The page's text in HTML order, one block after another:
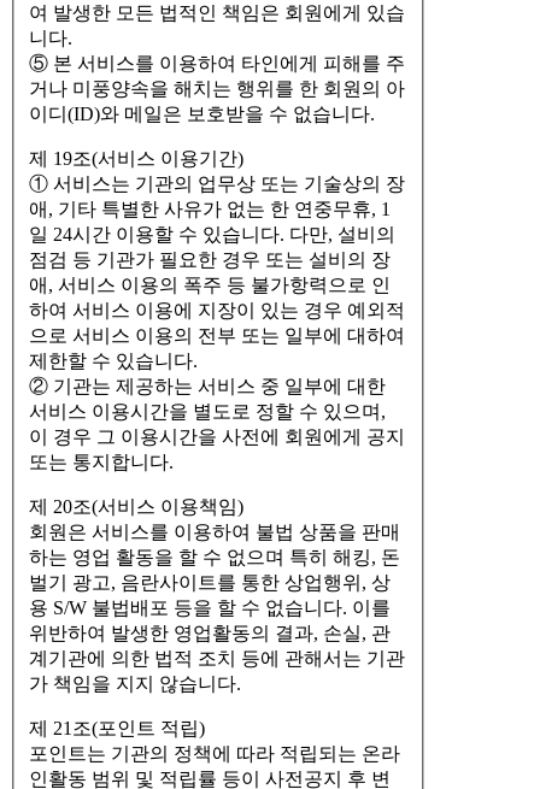
여 발생한 모든 법적인 책임은 회원에게 있습
니다.
⑤ 본 서비스를 이용하여 타인에게 피해를 주
거나 미풍양속을 해치는 행위를 한 회원의 아
이디(ID)와 메일은 보호받을 수 없습니다.
제 19조(서비스 이용기간)
① 서비스는 기관의 업무상 또는 기술상의 장
애, 기타 특별한 사유가 없는 한 연중무휴, 1
일 24시간 이용할 수 있습니다. 다만, 설비의
점검 등 기관가 필요한 경우 또는 설비의 장
애, 서비스 이용의 폭주 등 불가항력으로 인
하여 서비스 이용에 지장이 있는 경우 예외적
으로 서비스 이용의 전부 또는 일부에 대하여
제한할 수 있습니다.
② 기관는 제공하는 서비스 중 일부에 대한
서비스 이용시간을 별도로 정할 수 있으며,
이 경우 그 이용시간을 사전에 회원에게 공지
또는 통지합니다.
제 20조(서비스 이용책임)
회원은 서비스를 이용하여 불법 상품을 판매
하는 영업 활동을 할 수 없으며 특히 해킹, 돈
벌기 광고, 음란사이트를 통한 상업행위, 상
용 S/W 불법배포 등을 할 수 없습니다. 이를
위반하여 발생한 영업활동의 결과, 손실, 관
계기관에 의한 법적 조치 등에 관해서는 기관
가 책임을 지지 않습니다.
제 21조(포인트 적립)
포인트는 기관의 정책에 따라 적립되는 온라
인활동 범위 및 적립률 등이 사전공지 후 변